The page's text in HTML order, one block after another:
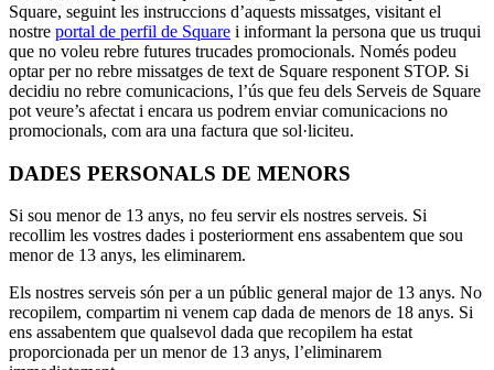
Square, seguint les instruccions d’aquests missatges, visitant el
nostre portal de perfil de Square i informant la persona que us truqui
que no voleu rebre futures trucades promocionals. Només podeu
optar per no rebre missatges de text de Square responent STOP. Si
decidiu no rebre comunicacions, l’ús que feu dels Serveis de Square
pot veure’s afectat i encara us podrem enviar comunicacions no
promocionals, com ara una factura que sol·liciteu.
DADES PERSONALS DE MENORS
Si sou menor de 13 anys, no feu servir els nostres serveis. Si
recollim les vostres dades i posteriorment ens assabentem que sou
menor de 13 anys, les eliminarem.
Els nostres serveis són per a un públic general major de 13 anys. No
recopilem, compartim ni venem cap dada de menors de 18 anys. Si
ens assabentem que qualsevol dada que recopilem ha estat
proporcionada per un menor de 13 anys, l’eliminarem